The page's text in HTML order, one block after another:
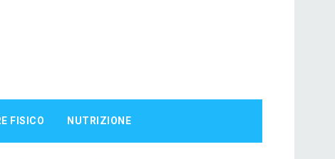
FISICO NUTRIZIONE